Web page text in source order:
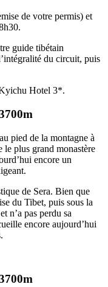
de votre permis) et
guide tibétain
du circuit, puis
Hotel 3*.
pied de la montagne à
le plus grand monastère
encore un
de Sera. Bien que
du Tibet, puis sous la
n’a pas perdu sa
encore aujourd’hui